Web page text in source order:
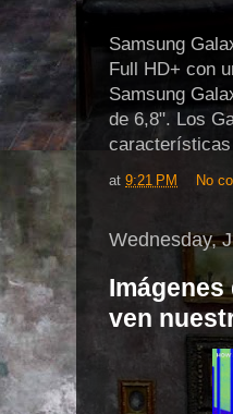
Samsung
Full HD+ con
Samsung
de 6,8". Los
at 9:21 PM No
Wednesday,
ven